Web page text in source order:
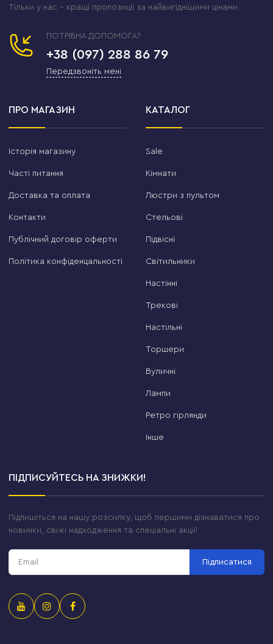
Тільки у нас – кращі пропозиції за найвигіднішими цінами.
ПОТРІБНА ДОПОМОГА?
+38 (097) 288 86 79
Передзвоніть мені
ПРО МАГАЗИН
Історія магазину
Часті питання
Доставка та оплата
Контакти
Публічний договір оферти
Політика конфіденцальності
КАТАЛОГ
Sale
Кімнати
Люстри з пультом
Стельові
Підвісні
Світильники
Настінні
Трекові
Настільні
Торшери
Вуличні
Лампи
Ретро гірлянди
Інше
ПІДПИСУЙТЕСЬ НА ЗНИЖКИ!
Підпишіться на нашу розсилку, щоб першими дізнаватися про
новинки, свіжі надходження та спеціальні акції!
Підписатися